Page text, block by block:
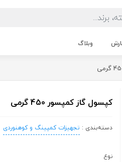
وبلاگ
کپسول گاز کمپسور 450 گرمی
دسته‌بندی : تجهیزات کمپینگ و کوهنوردی
نوع